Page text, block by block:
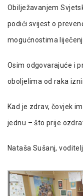
Obilježavanjem
podići svijest o
mogućnostima
Osim odgovarajuće i
oboljelima od raka
Kad je zdrav, čovjek
jednu – što prije
Nataša Sušanj,